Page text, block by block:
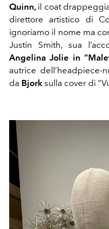
Quinn, il coat
direttore artistico di
ignoriamo il nome ma
Justin Smith, sua
Angelina Jolie in
autrice dell’headpiece-
da Bjork sulla cover di